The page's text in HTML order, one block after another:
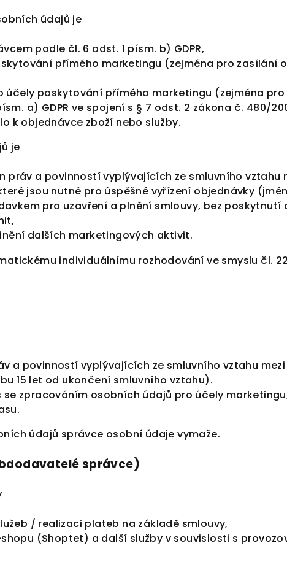
údajů je
podle čl. 6 odst. 1 písm. b) GDPR,
přímého marketingu (zejména pro zasílání
účely poskytování přímého marketingu (zejména
a) GDPR ve spojení s § 7 odst. 2 zákona č. 480/
k objednávce zboží nebo služby.
je
práv a povinností vyplývajících ze smluvního vztahu
jsou nutné pro úspěšné vyřízení objednávky
pro uzavření a plnění smlouvy, bez poskytnutí
dalších marketingových aktivit.
individuálnímu rozhodování ve smyslu čl.
a povinností vyplývajících ze smluvního vztahu
15 let od ukončení smluvního vztahu).
zpracováním osobních údajů pro účely
údajů správce osobní údaje vymaže.
správce)
/ realizaci plateb na základě smlouvy,
(Shoptet) a další služby v souvislosti s